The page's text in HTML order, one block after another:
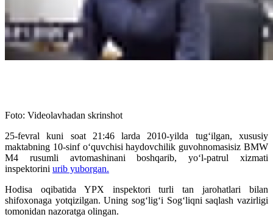
Foto: Videolavhadan skrinshot
25-fevral kuni soat 21:46 larda 2010-yilda tug‘ilgan, xususiy
maktabning 10-sinf o‘quvchisi haydovchilik guvohnomasisiz BMW
M4 rusumli avtomashinani boshqarib, yo‘l-patrul xizmati
inspektorini urib yuborgan.
Hodisa oqibatida YPX inspektori turli tan jarohatlari bilan
shifoxonaga yotqizilgan. Uning sog‘lig‘i Sog‘liqni saqlash vazirligi
tomonidan nazoratga olingan.